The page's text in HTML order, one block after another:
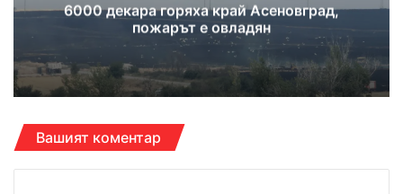
6000 декара горяха край Асеновград,
пожарът е овладян
Вашият коментар